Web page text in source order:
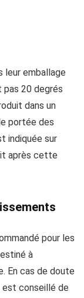
leur emballage
pas 20 degrés
dans un
portée des
indiquée sur
après cette
pour les
à
En cas de doute
est conseillé de